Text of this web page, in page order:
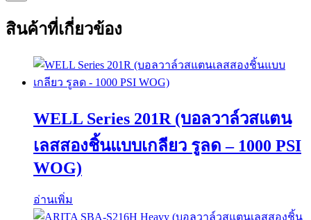
สินค้าที่เกี่ยวข้อง
WELL Series 201R (บอลวาล์วสแตน
เลสสองชิ้นแบบเกลียว รูลด – 1000 PSI
WOG)
อ่านเพิ่ม